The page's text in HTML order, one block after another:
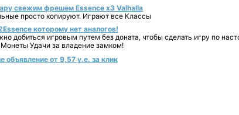
свежим фрешем Essence x3 Valhalla
просто копируют. Играют все Классы
которому нет аналогов!
добиться игровым путем без доната, чтобы сделать игру по
Удачи за владение замком!
объявление от 9,57 у.е. за клик